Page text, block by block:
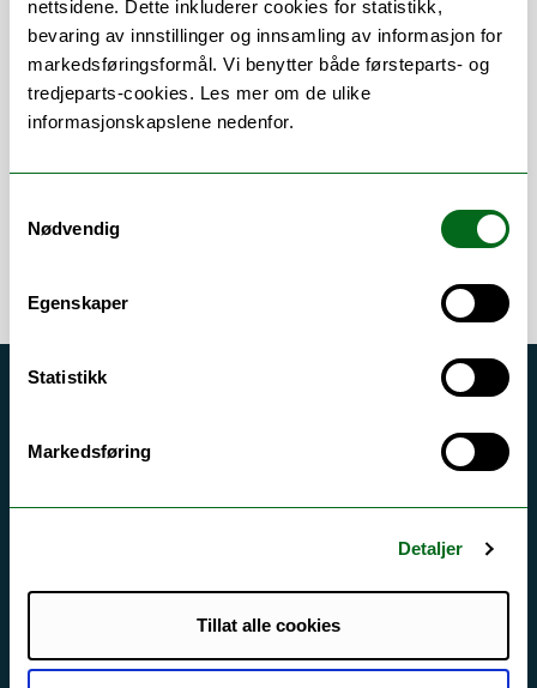
nettsidene. Dette inkluderer cookies for statistikk,
bevaring av innstillinger og innsamling av informasjon for
markedsføringsformål. Vi benytter både førsteparts- og
tredjeparts-cookies. Les mer om de ulike
informasjonskapslene nedenfor.
Nødvendig
Egenskaper
Statistikk
Markedsføring
Detaljer
Tillat alle cookies
Om
Forskning og undervisning
Publikasjoner
Si ifra!
Informasjonskapsler
Tilgjengelighetserklæring